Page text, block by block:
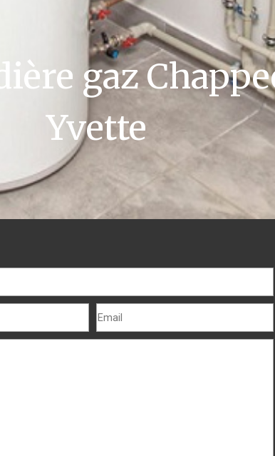
gaz
Yvette